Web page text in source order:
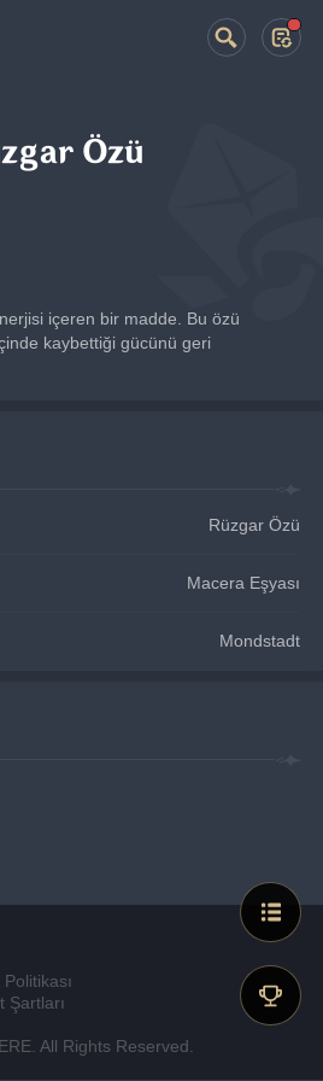
Özü
içeren bir madde. Bu özü
kaybettiği gücünü geri
Rüzgar Özü
Macera Eşyası
Mondstadt
Şartları
All Rights Reserved.